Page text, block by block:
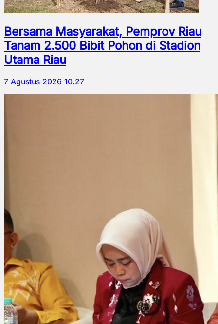
Bersama Masyarakat, Pemprov Riau
Tanam 2.500 Bibit Pohon di Stadion
Utama Riau
7 Agustus 2026 10.27